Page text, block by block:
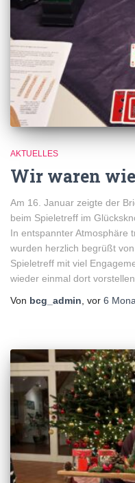
AKTUELLES
Wir waren
Am 16. Januar zeigte der
beim Spieletreff im
In entspannter Atmosphäre
wurden herzlich begrüßt
Spieletreff mit viel
wieder einmal dort
Von bcg_admin, vor 6